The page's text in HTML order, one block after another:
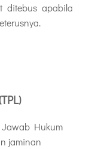
ditebus apabila
Jawab Hukum
jaminan